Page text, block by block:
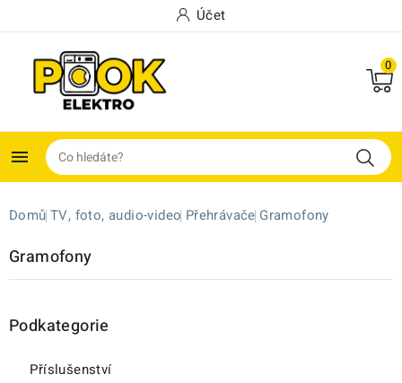
Účet
0

Domů TV, foto, audio-video Přehrávače Gramofony
Gramofony
Podkategorie
Příslušenství